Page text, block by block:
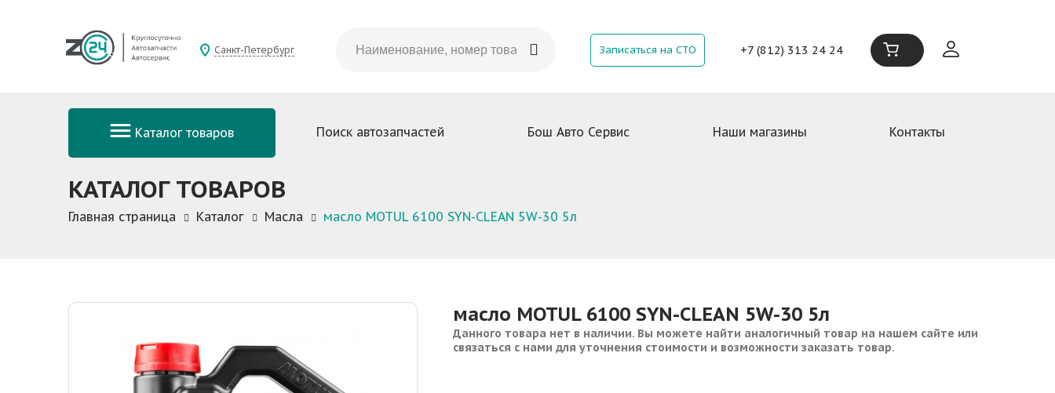
Санкт-Петербург Записаться на СТО +7 (812) 313 24 24
Каталог товаров Поиск автозапчастей Бош Авто Сервис Наши магазины Контакты
КАТАЛОГ ТОВАРОВ
Главная страница Каталог Масла масло MOTUL 6100 SYN-CLEAN 5W-30 5л
масло MOTUL 6100 SYN-CLEAN 5W-30 5л
Данного товара нет в наличии. Вы можете найти аналогичный товар на нашем сайте или
связаться с нами для уточнения стоимости и возможности заказать товар.